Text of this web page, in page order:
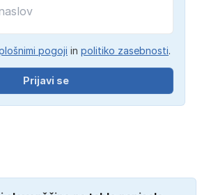
pogoji in politiko zasebnosti.
Prijavi se